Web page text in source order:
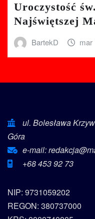
Uroczystość
Najświętszej
BartekD mar
ul. Bolesława
Góra
e-mail:
+68 453 92 73
NIP: 9731059202
REGON: 380737000